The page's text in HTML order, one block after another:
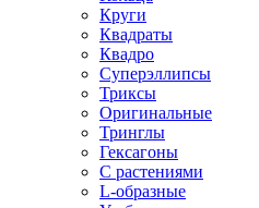
Круги
Квадраты
Квадро
Суперэллипсы
Триксы
Оригинальные
Тринглы
Гексагоны
С растениями
L-образные